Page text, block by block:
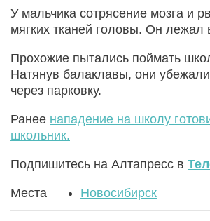
У мальчика сотрясение мозга и
мягких тканей головы. Он лежал
Прохожие пытались поймать
Натянув балаклавы, они
через парковку.
Ранее нападение на школу
школьник.
Подпишитесь на Алтапресс в
Места Новосибирск